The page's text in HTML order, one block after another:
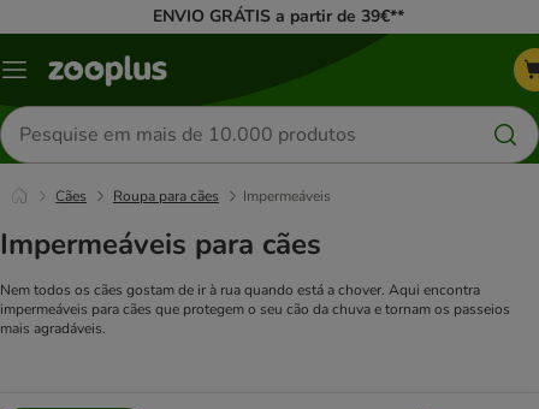
ENVIO GRÁTIS a partir de 39€**
Menu
Pesquisar
produtos
Cães Roupa para cães Impermeáveis
Impermeáveis para cães
Nem todos os cães gostam de ir à rua quando está a chover. Aqui encontra
impermeáveis para cães que protegem o seu cão da chuva e tornam os passeios
mais agradáveis.